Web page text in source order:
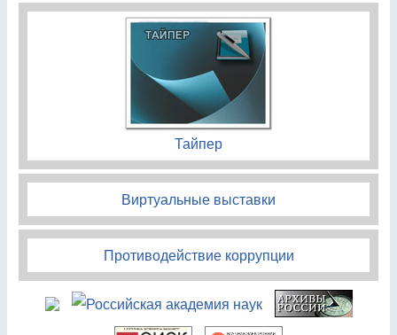
Тайпер
Виртуальные выставки
Противодействие коррупции